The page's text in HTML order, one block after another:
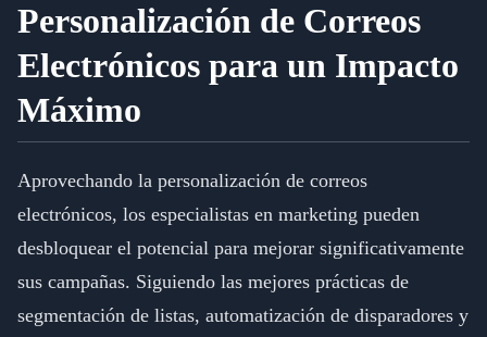
Personalización de Correos
Electrónicos para un Impacto
Máximo
Aprovechando la personalización de correos
electrónicos, los especialistas en marketing pueden
desbloquear el potencial para mejorar significativamente
sus campañas. Siguiendo las mejores prácticas de
segmentación de listas, automatización de disparadores y